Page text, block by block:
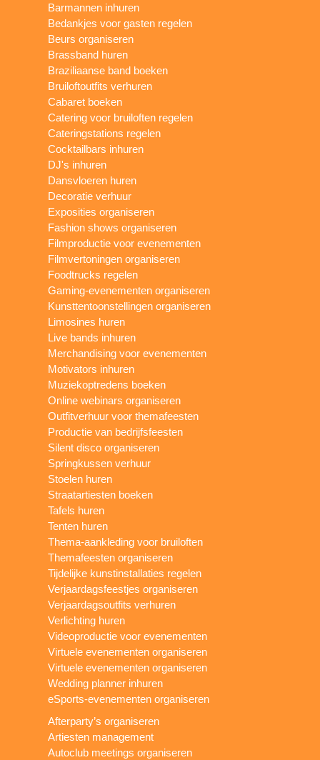
Barmannen inhuren
Bedankjes voor gasten regelen
Beurs organiseren
Brassband huren
Braziliaanse band boeken
Bruiloftoutfits verhuren
Cabaret boeken
Catering voor bruiloften regelen
Cateringstations regelen
Cocktailbars inhuren
DJ's inhuren
Dansvloeren huren
Decoratie verhuur
Exposities organiseren
Fashion shows organiseren
Filmproductie voor evenementen
Filmvertoningen organiseren
Foodtrucks regelen
Gaming-evenementen organiseren
Kunsttentoonstellingen organiseren
Limosines huren
Live bands inhuren
Merchandising voor evenementen
Motivators inhuren
Muziekoptredens boeken
Online webinars organiseren
Outfitverhuur voor themafeesten
Productie van bedrijfsfeesten
Silent disco organiseren
Springkussen verhuur
Stoelen huren
Straatartiesten boeken
Tafels huren
Tenten huren
Thema-aankleding voor bruiloften
Themafeesten organiseren
Tijdelijke kunstinstallaties regelen
Verjaardagsfeestjes organiseren
Verjaardagsoutfits verhuren
Verlichting huren
Videoproductie voor evenementen
Virtuele evenementen organiseren
Virtuele evenementen organiseren
Wedding planner inhuren
eSports-evenementen organiseren
Afterparty’s organiseren
Artiesten management
Autoclub meetings organiseren